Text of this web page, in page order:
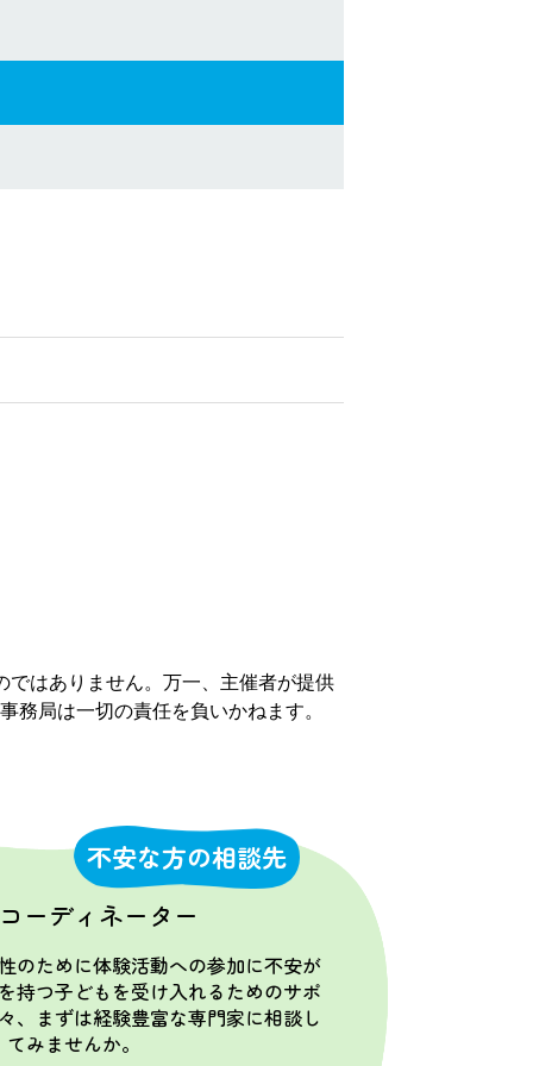
はありません。万一、主催者が提供
局は一切の責任を負いかねます。
不安な方の相談先
ーディネーター
のために体験活動への参加に不安が
持つ子どもを受け入れるためのサポ
、まずは経験豊富な専門家に相談し
てみませんか。